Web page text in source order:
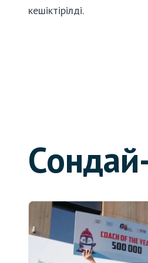
кешіктірілді.